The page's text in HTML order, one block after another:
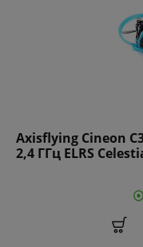
Axisflying Cineon
2,4 ГГц ELRS